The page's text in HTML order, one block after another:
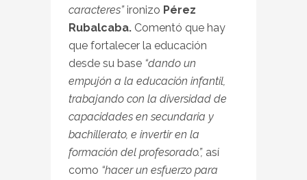
caracteres”ironizo Pérez
Rubalcaba. Comentó que hay
que fortalecer la educación
desde su base “dando un
empujón a la educación infantil,
trabajando con la diversidad de
capacidades en secundaria y
bachillerato, e invertir en la
formación del profesorado.”, así
como “hacer un esfuerzo para